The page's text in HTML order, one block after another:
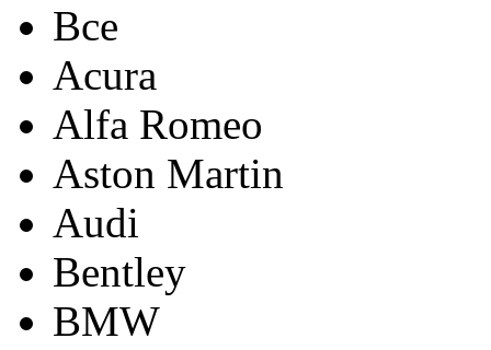
Все
Acura
Alfa Romeo
Aston Martin
Audi
Bentley
BMW